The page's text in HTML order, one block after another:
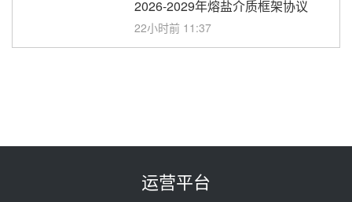
2026-2029年熔盐介质框架协议
22小时前 11:37
规模化助力构建绿色低碳电力供给
运营平台